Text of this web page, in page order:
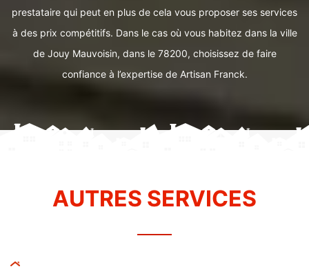
prestataire qui peut en plus de cela vous proposer ses services
à des prix compétitifs. Dans le cas où vous habitez dans la ville
de Jouy Mauvoisin, dans le 78200, choisissez de faire
confiance à l’expertise de Artisan Franck.
AUTRES SERVICES